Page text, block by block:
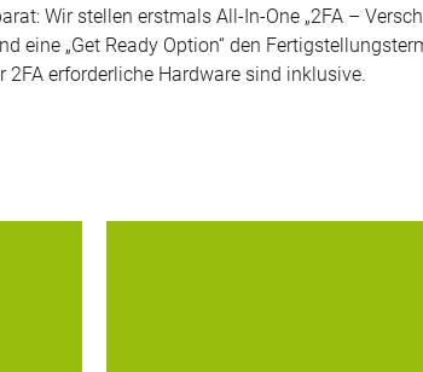
Wir stellen erstmals All-In-One „2FA –
eine „Get Ready Option“ den
erforderliche Hardware sind inklusive.